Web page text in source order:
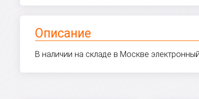
Описание
В наличии на складе в Москве